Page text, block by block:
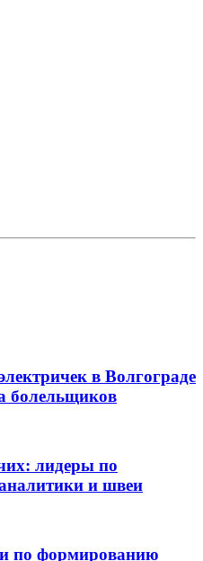
в Волгограде
болельщиков
лидеры по
и швеи
по формированию